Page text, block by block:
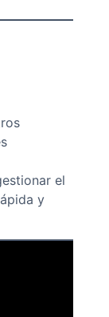
el
y